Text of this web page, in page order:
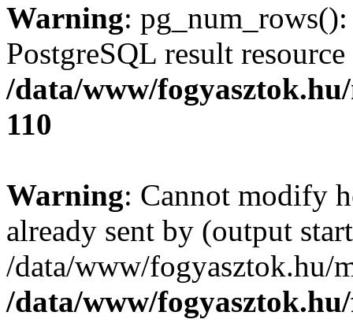
Warning:
PostgreSQL result
/data/www/
110
Warning: Cannot modify
already sent by (output
/data/www/fogyasztok.hu/
/data/www/